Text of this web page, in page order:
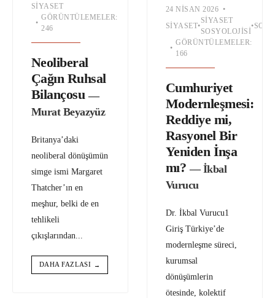
24 NISAN 2026 •
SIYASET•
SIYASET
SOSYOLOJISI
•
•
GÖRÜNTÜLEMELER:
166
Cumhuriyet
Modernleşmesi:
Reddiye mi,
Rasyonel Bir
Yeniden İnşa
mı? — İkbal
Vurucu
Dr. İkbal Vurucu1
Giriş Türkiye’de
modernleşme süreci,
kurumsal
dönüşümlerin
ötesinde, kolektif
SIYASET
•
GÖRÜNTÜLEMELER:
246
Neoliberal
Çağın Ruhsal
Bilançosu —
Murat Beyazyüz
Britanya’daki
neoliberal dönüşümün
simge ismi Margaret
Thatcher’ın en
meşhur, belki de en
tehlikeli
çıkışlarından
DAHA FAZLASI →